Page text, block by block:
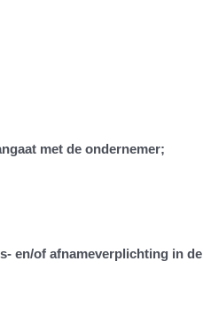
met de ondernemer;
en/of afnameverplichting in de